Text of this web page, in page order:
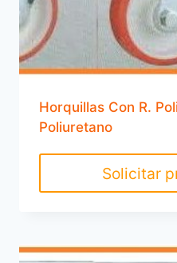
Horquillas Con R.
Poliuretano
Solicitar